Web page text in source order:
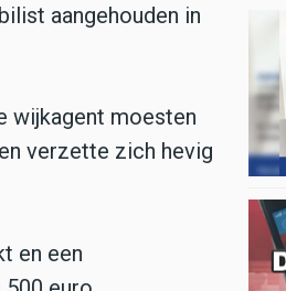
aangehouden in
wijkagent moesten
verzette zich hevig
en een